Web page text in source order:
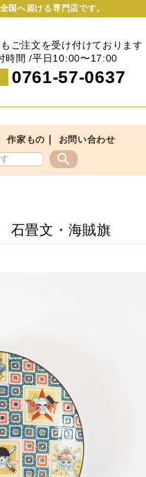
国へ届ける専門店です。
ご注文を受け付けております
時間 /平日10:00〜17:00
0761-57-0637
作家もの お問い合わせ
search
石畳文・海賊旗